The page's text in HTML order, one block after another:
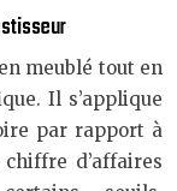
meublé tout en
Il s’applique
par rapport à
d’affaires